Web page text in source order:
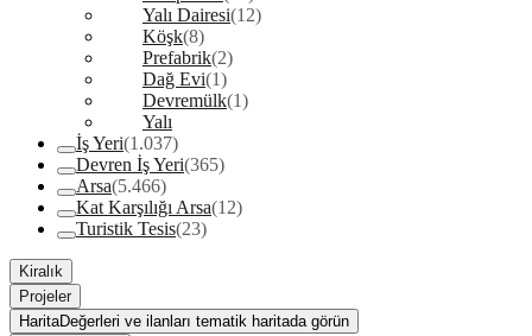
Yalı Dairesi(12)
Köşk(8)
Prefabrik(2)
Dağ Evi(1)
Devremülk(1)
Yalı
İş Yeri(1.037)
Devren İş Yeri(365)
Arsa(5.466)
Kat Karşılığı Arsa(12)
Turistik Tesis(23)
Kiralık
Projeler
HaritaDeğerleri ve ilanları tematik haritada görün